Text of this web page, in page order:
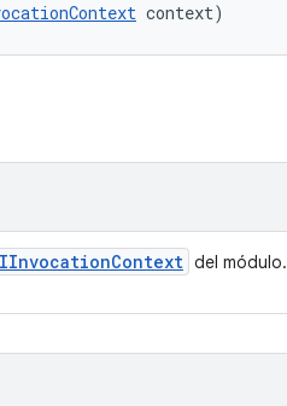
context)
IInvocationContext del módulo.